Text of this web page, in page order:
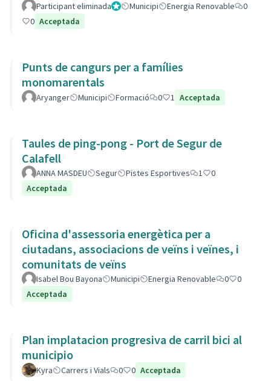
Participant eliminadaAdministrador
Municipi Energia Renovable
0
0 Acceptada
Punts de cangurs per a famílies
monomarentals
Aryanger Municipi Formació 0 1 Acceptada
Taules de ping-pong - Port de Segur de
Calafell
ANNA MASDEU Segur Pistes Esportives 1
0
Acceptada
Oficina d'assessoria energètica per a
ciutadans, associacions de veïns i veïnes, i
comunitats de veïns
Isabel Bou Bayona Municipi Energia Renovable 0
0
Acceptada
Plan implatacion progresiva de carril bici al
municipio
Kyra Carrers i Vials 0 0 Acceptada